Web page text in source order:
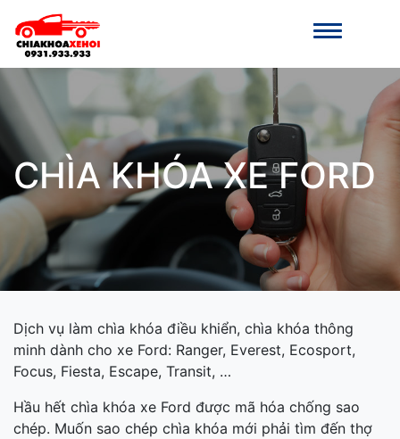
CHÌA KHÓA XE FORD
Dịch vụ làm chìa khóa điều khiển, chìa khóa thông
minh dành cho xe Ford: Ranger, Everest, Ecosport,
Focus, Fiesta, Escape, Transit, …
Hầu hết chìa khóa xe Ford được mã hóa chống sao
chép. Muốn sao chép chìa khóa mới phải tìm đến thợ